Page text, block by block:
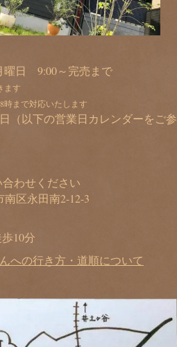
曜日 9:00～完売まで
ます
時まで対応いたします
（以下の営業日カレンダーをご参
わせください
区永田南2-12-3
10分
への行き方・道順について